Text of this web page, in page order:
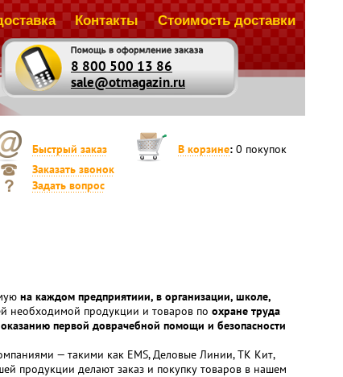
8 800 500 13 86
sale@otmagazin.ru
Контакты Стоимость доставки
Быстрый заказ В корзине: 0 покупок
Заказать звонок
Задать вопрос
на каждом предприятиии, в организации, школе,
необходимой продукции и товаров по охране труда
первой доврачебной помощи и безопасности
— такими как EMS, Деловые Линии, ТК Кит,
продукции делают заказ и покупку товаров в нашем